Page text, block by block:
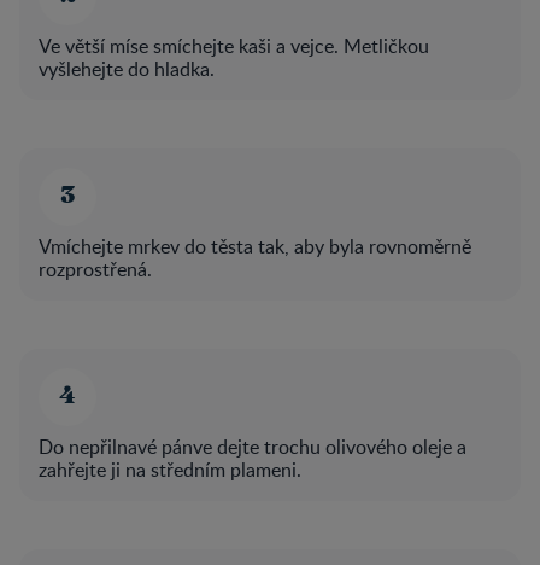
Ve větší míse smíchejte kaši a vejce. Metličkou
vyšlehejte do hladka.
Vmíchejte mrkev do těsta tak, aby byla rovnoměrně
rozprostřená.
Do nepřilnavé pánve dejte trochu olivového oleje a
zahřejte ji na středním plameni.